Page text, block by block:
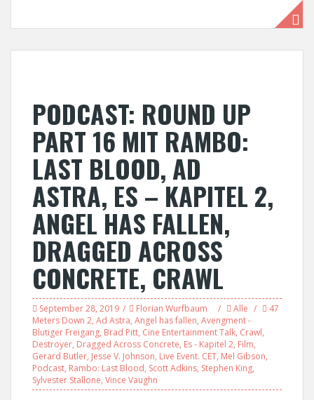
PODCAST: ROUND UP
PART 16 MIT RAMBO:
LAST BLOOD, AD
ASTRA, ES – KAPITEL 2,
ANGEL HAS FALLEN,
DRAGGED ACROSS
CONCRETE, CRAWL
September 28, 2019 Florian Wurfbaum Alle
47
Meters Down 2, Ad Astra, Angel has fallen, Avengment -
Blutiger Freigang, Brad Pitt, Cine Entertainment Talk, Crawl,
Destroyer, Dragged Across Concrete, Es - Kapitel 2, Film,
Gerard Butler, Jesse V. Johnson, Live Event. CET, Mel Gibson,
Podcast, Rambo: Last Blood, Scott Adkins, Stephen King,
Sylvester Stallone, Vince Vaughn